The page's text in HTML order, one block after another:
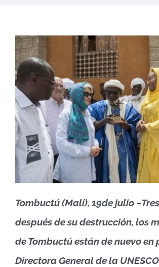
Tombuctú (Malí), 19de julio
después de su destrucción, los
de Tombuctú están de nuevo en
Directora General de la